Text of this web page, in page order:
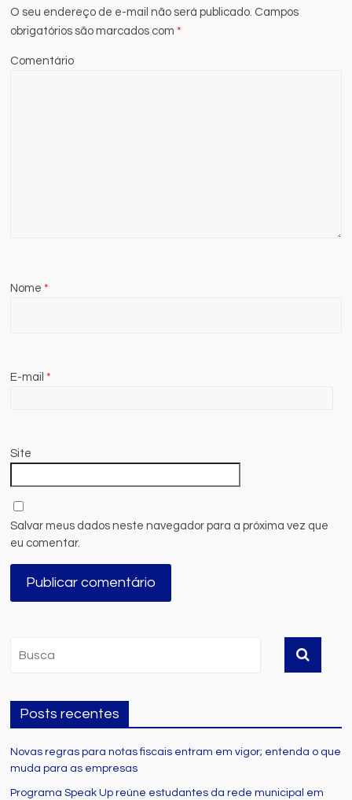
O seu endereço de e-mail não será publicado. Campos
obrigatórios são marcados com*
Comentário
Nome*
E-mail*
Site
Salvar meus dados neste navegador para a próxima vez que
eu comentar.
Posts recentes
Novas regras para notas fiscais entram em vigor; entenda o que
muda para as empresas
Programa Speak Up reúne estudantes da rede municipal em